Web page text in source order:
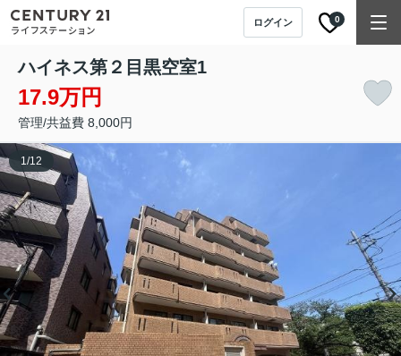
ログイン 0
ハイネス第２目黒空室1
17.9万円
管理/共益費 8,000円
1/12